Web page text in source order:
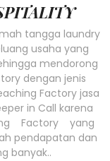
tangga laundry
usaha yang
mendorong
dengan jenis
Factory jasa
in Call karena
Factory yang
pendapatan dan
banyak..